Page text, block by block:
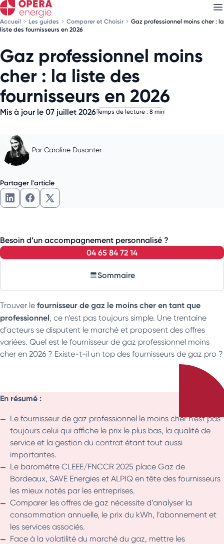
Accueil Les guides Comparer et Choisir
Gaz professionnel moins cher : la
liste des fournisseurs en 2026
Gaz professionnel moins
cher : la liste des
fournisseurs en 2026
Mis à jour le 07 juillet 2026Temps de lecture : 8 min
Par Caroline Dusanter
Partager l'article
Partager l'article sur LinkedIn
Partager l'article sur Facebook
Partager l'article sur X
Besoin d’un accompagnement personnalisé ?
04 65 84 72 14
Sommaire
Trouver le fournisseur de gaz le moins cher en tant que
professionnel, ce n’est pas toujours simple. Une trentaine
d’acteurs se disputent le marché et proposent des offres
variées. Quel est le fournisseur de gaz professionnel moins
cher en 2026 ? Existe-t-il un top des fournisseurs de gaz pro ?
En résumé :
Le fournisseur de gaz professionnel le moins cher n’est pas
toujours celui qui affiche le prix le plus bas, la qualité de
service et la gestion du contrat étant tout aussi
importantes.
Le baromètre CLEEE/FNCCR 2025 place Gaz de
Bordeaux, SAVE Energies et ALPIQ en tête des fournisseurs
les mieux notés par les entreprises.
Comparer les offres de gaz nécessite d’analyser la
consommation annuelle, le prix du kWh, l’abonnement et
les services associés.
Face à la volatilité du marché du gaz, mettre les
Découvrez nosnewsletters
Choisissez les newsletters qui vous intéressent